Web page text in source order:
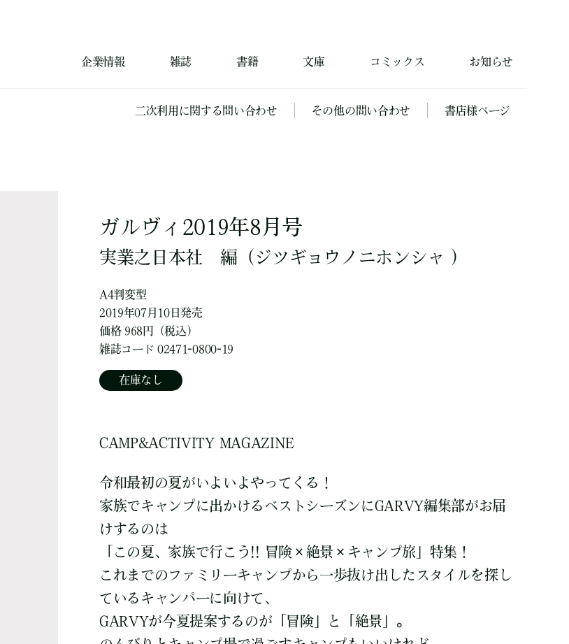
企業情報 雑誌 書籍 文庫 コミックス お知らせ
二次利用に関する問い合わせ その他の問い合わせ 書店様ページ
ガルヴィ2019年8月号
実業之日本社 編 （ジツギョウノニホンシャ ）
A4判変型
2019年07月10日発売
価格 968円（税込）
雑誌コード 02471-0800-19
在庫なし
CAMP&ACTIVITY MAGAZINE
令和最初の夏がいよいよやってくる！
家族でキャンプに出かけるベストシーズンにGARVY編集部がお届
けするのは
「この夏、家族で行こう!! 冒険×絶景×キャンプ旅」特集！
これまでのファミリーキャンプから一歩抜け出したスタイルを探し
ているキャンパーに向けて、
GARVYが今夏提案するのが「冒険」と「絶景」。